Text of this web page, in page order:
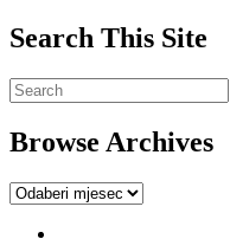
Search This Site
Browse Archives
Browse